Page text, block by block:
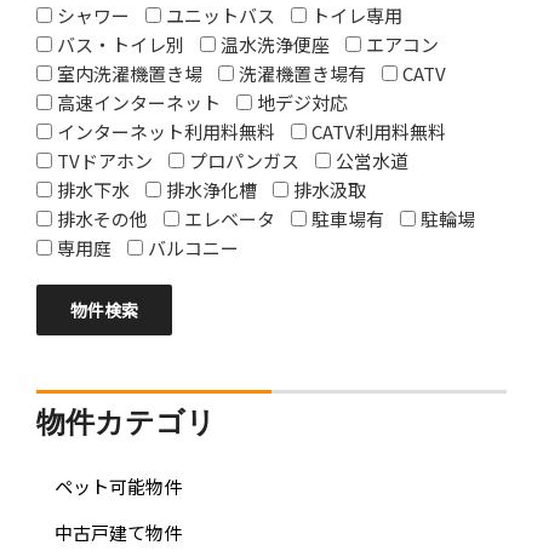
シャワー
ユニットバス
トイレ専用
バス・トイレ別
温水洗浄便座
エアコン
室内洗濯機置き場
洗濯機置き場有
CATV
高速インターネット
地デジ対応
インターネット利用料無料
CATV利用料無料
TVドアホン
プロパンガス
公営水道
排水下水
排水浄化槽
排水汲取
排水その他
エレベータ 駐車場有
駐輪場
専用庭
バルコニー
物件カテゴリ
ペット可能物件
中古戸建て物件